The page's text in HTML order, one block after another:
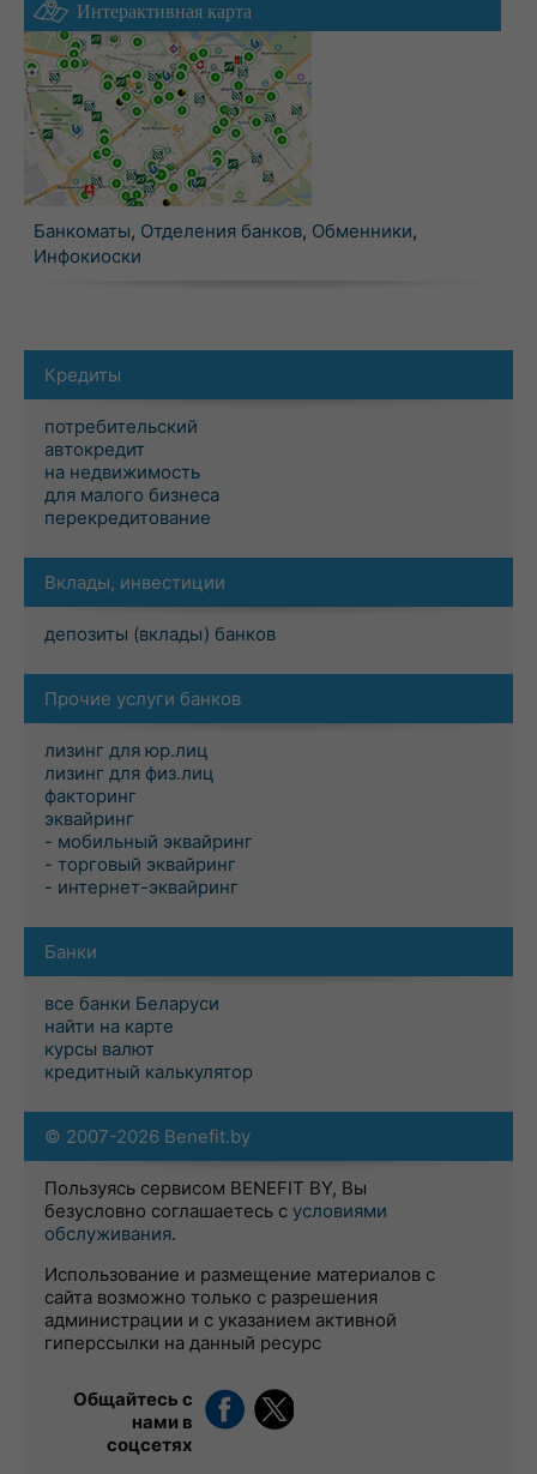
Интерактивная карта
Банкоматы, Отделения банков, Обменники,
Инфокиоски
Кредиты
потребительский
автокредит
на недвижимость
для малого бизнеса
перекредитование
Вклады, инвестиции
депозиты (вклады) банков
Прочие услуги банков
лизинг для юр.лиц
лизинг для физ.лиц
факторинг
эквайринг
- мобильный эквайринг
- торговый эквайринг
- интернет-эквайринг
Банки
все банки Беларуси
найти на карте
курсы валют
кредитный калькулятор
© 2007-2026 Benefit.by
Пользуясь сервисом BENEFIT BY, Вы
безусловно соглашаетесь с условиями
обслуживания.
Использование и размещение материалов с
сайта возможно только с разрешения
администрации и с указанием активной
гиперссылки на данный ресурс
Общайтесь с
нами в
соцсетях